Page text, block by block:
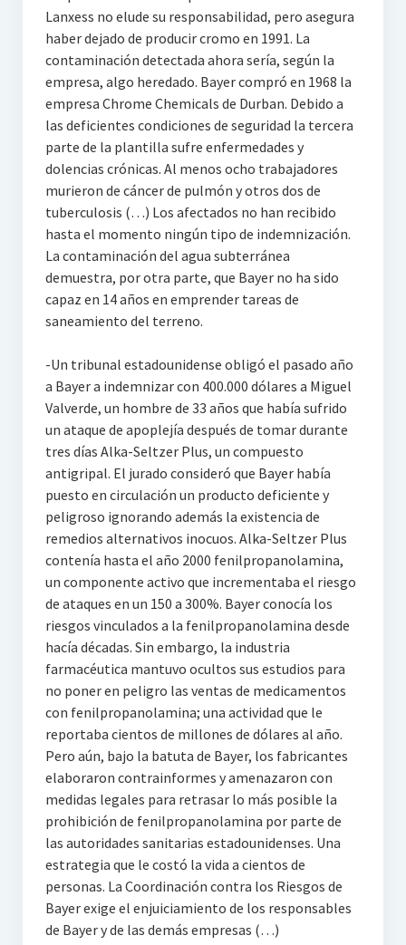
Lanxess no elude su responsabilidad, pero asegura
haber dejado de producir cromo en 1991. La
contaminación detectada ahora sería, según la
empresa, algo heredado. Bayer compró en 1968 la
empresa Chrome Chemicals de Durban. Debido a
las deficientes condiciones de seguridad la tercera
parte de la plantilla sufre enfermedades y
dolencias crónicas. Al menos ocho trabajadores
murieron de cáncer de pulmón y otros dos de
tuberculosis (…) Los afectados no han recibido
hasta el momento ningún tipo de indemnización.
La contaminación del agua subterránea
demuestra, por otra parte, que Bayer no ha sido
capaz en 14 años en emprender tareas de
saneamiento del terreno.
-Un tribunal estadounidense obligó el pasado año
a Bayer a indemnizar con 400.000 dólares a Miguel
Valverde, un hombre de 33 años que había sufrido
un ataque de apoplejía después de tomar durante
tres días Alka-Seltzer Plus, un compuesto
antigripal. El jurado consideró que Bayer había
puesto en circulación un producto deficiente y
peligroso ignorando además la existencia de
remedios alternativos inocuos. Alka-Seltzer Plus
contenía hasta el año 2000 fenilpropanolamina,
un componente activo que incrementaba el riesgo
de ataques en un 150 a 300%. Bayer conocía los
riesgos vinculados a la fenilpropanolamina desde
hacía décadas. Sin embargo, la industria
farmacéutica mantuvo ocultos sus estudios para
no poner en peligro las ventas de medicamentos
con fenilpropanolamina; una actividad que le
reportaba cientos de millones de dólares al año.
Pero aún, bajo la batuta de Bayer, los fabricantes
elaboraron contrainformes y amenazaron con
medidas legales para retrasar lo más posible la
prohibición de fenilpropanolamina por parte de
las autoridades sanitarias estadounidenses. Una
estrategia que le costó la vida a cientos de
personas. La Coordinación contra los Riesgos de
Bayer exige el enjuiciamiento de los responsables
de Bayer y de las demás empresas (…)